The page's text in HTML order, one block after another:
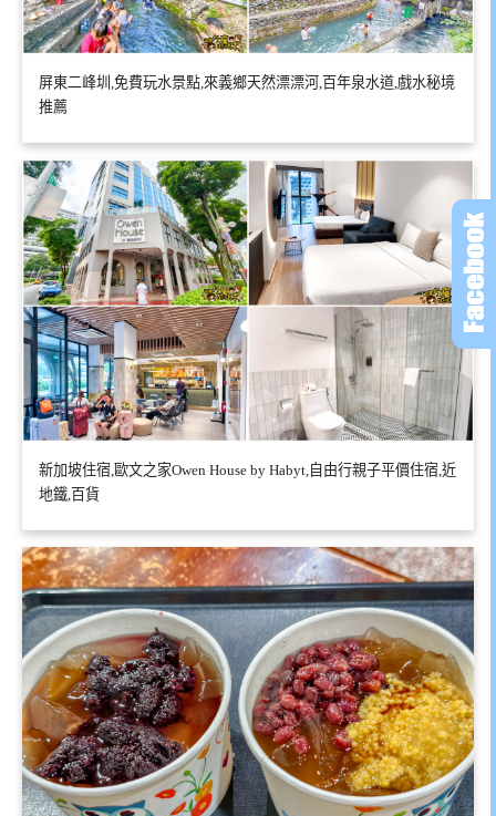
屏東二峰圳,免費玩水景點,來義鄉天然漂漂河,百年泉水道,戲水秘境
推薦
新加坡住宿,歐文之家Owen House by Habyt,自由行親子平價住宿,近
地鐵,百貨